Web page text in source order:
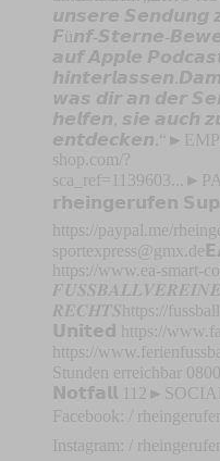
𝙪𝙣𝙨𝙚𝙧𝙚 𝙎𝙚𝙣𝙙𝙪𝙣𝙜
𝙁ü𝙣𝙛-𝙎𝙩𝙚𝙧𝙣𝙚-
𝙖𝙪𝙛 𝘼𝙥𝙥𝙡𝙚
𝙬𝙖𝙨 𝙙𝙞𝙧 𝙖𝙣 𝙙𝙚𝙧
𝙝𝙚𝙡𝙛𝙚𝙣, 𝙨𝙞𝙚 𝙖𝙪𝙘𝙝
shop.com/?
𝗿𝗵𝗲𝗶𝗻𝗴𝗲𝗿𝘂𝗳𝗲𝗻
https://paypal.me/
sportexpress@gmx.de
https://www.ea-smart-
𝑹𝑬𝑪𝑯𝑻𝑺https://
𝗨𝗻𝗶𝘁𝗲𝗱 https://
https://
Stunden erreichbar
𝗡𝗼𝘁𝗳𝗮𝗹𝗹
Facebook: /
Instagram: /